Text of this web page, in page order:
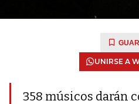
UNIRSE A
358 músicos darán